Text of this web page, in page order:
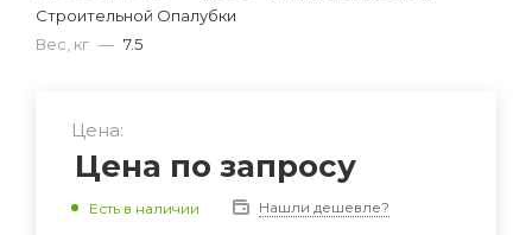
Строительной Опалубки
Вес, кг — 7.5
Цена:
Цена по запросу
Есть в наличии Нашли дешевле?